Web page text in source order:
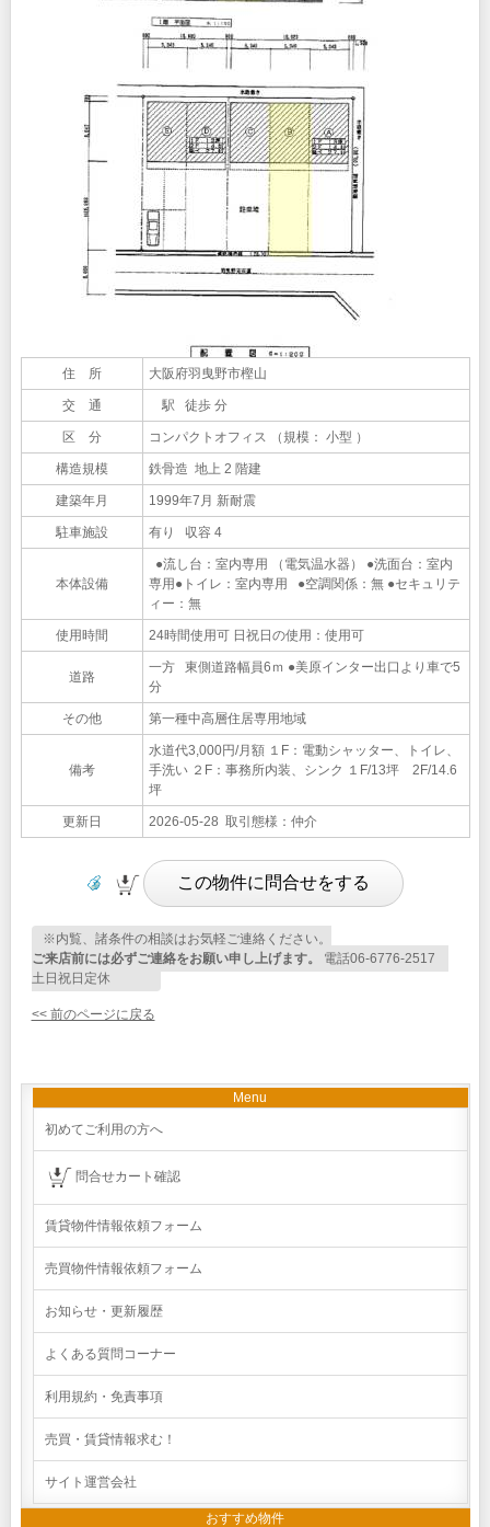
住 所 大阪府羽曳野市樫山
交 通 駅 徒歩 分
区 分 コンパクトオフィス （規模： 小型 ）
構造規模 鉄骨造 地上 2 階建
建築年月 1999年7月 新耐震
駐車施設 有り 収容 4
本体設備
●流し台：室内専用 （電気温水器） ●洗面台：室内
専用●トイレ：室内専用 ●空調関係：無 ●セキュリテ
ィー：無
使用時間 24時間使用可 日祝日の使用：使用可
道路
一方 東側道路幅員6ｍ ●美原インター出口より車で5
分
その他 第一種中高層住居専用地域
備考
水道代3,000円/月額 １F：電動シャッター、トイレ、
手洗い ２F：事務所内装、シンク １F/13坪 2F/14.6
坪
更新日 2026-05-28 取引態様：仲介
※内覧、諸条件の相談はお気軽ご連絡ください。
ご来店前には必ずご連絡をお願い申し上げます。
電話06-6776-2517
土日祝日定休
<< 前のページに戻る
Menu
初めてご利用の方へ
問合せカート確認
賃貸物件情報依頼フォーム
売買物件情報依頼フォーム
お知らせ・更新履歴
よくある質問コーナー
利用規約・免責事項
売買・賃貸情報求む！
サイト運営会社
おすすめ物件